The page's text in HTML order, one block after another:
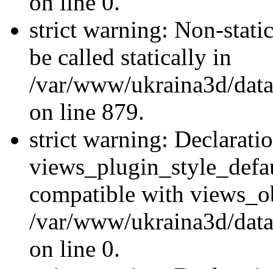
strict warning: Non-
be called statically in
/var/www/ukraina3d/
on line 879.
strict warning:
compatible with
/var/www/ukraina3d/
on line 0.